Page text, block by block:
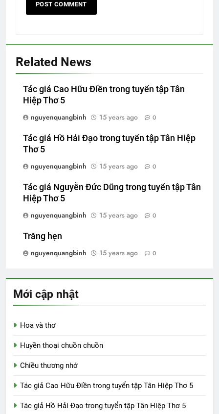
Related News
Tác giả Cao Hữu Điền trong tuyển tập Tân
Hiệp Thơ 5
nguyenquangbinh
15 years ago 0
Tác giả Hồ Hải Đạo trong tuyển tập Tân Hiệp
Thơ 5
nguyenquangbinh
15 years ago 0
Tác giả Nguyễn Đức Dũng trong tuyển tập Tân
Hiệp Thơ 5
nguyenquangbinh
15 years ago 0
Trăng hẹn
nguyenquangbinh
15 years ago 0
Mới cập nhật
Hoa và thơ
Huyền thoại chuồn chuồn
Chiều thương nhớ
Tác giả Cao Hữu Điền trong tuyển tập Tân Hiệp Thơ 5
Tác giả Hồ Hải Đạo trong tuyển tập Tân Hiệp Thơ 5